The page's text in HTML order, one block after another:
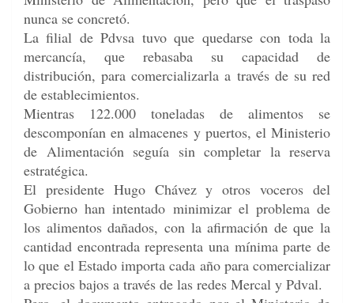
nunca se concretó.
La filial de Pdvsa tuvo que quedarse con toda la
mercancía, que rebasaba su capacidad de
distribución, para comercializarla a través de su red
de establecimientos.
Mientras 122.000 toneladas de alimentos se
descomponían en almacenes y puertos, el Ministerio
de Alimentación seguía sin completar la reserva
estratégica.
El presidente Hugo Chávez y otros voceros del
Gobierno han intentado minimizar el problema de
los alimentos dañados, con la afirmación de que la
cantidad encontrada representa una mínima parte de
lo que el Estado importa cada año para comercializar
a precios bajos a través de las redes Mercal y Pdval.